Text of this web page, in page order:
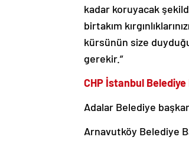
kadar koruyacak
birtakım
kürsünün size
gerekir.”
CHP İstanbul
Adalar Belediye
Arnavutköy Belediye